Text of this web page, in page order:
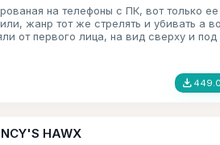
на телефоны с ПК, вот только ее
жанр тот же стрелять и убивать а
от первого лица, на вид сверху и под
file_download
HAWX